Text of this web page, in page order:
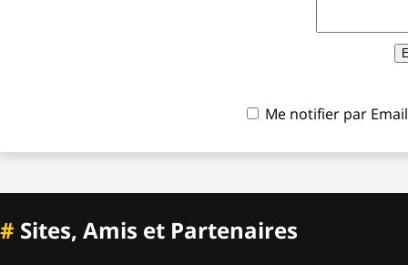
Me notifier par
# Sites, Amis et Partenaires